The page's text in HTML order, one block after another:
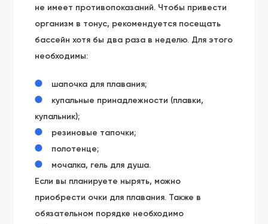
не имеет противопоказаний. Чтобы привести
организм в тонус, рекомендуется посещать
бассейн хотя бы два раза в неделю. Для этого
необходимы:
шапочка для плавания;
купальные принадлежности (плавки,
купальник);
резиновые тапочки;
полотенце;
мочалка, гель для душа.
Если вы планируете нырять, можно
приобрести очки для плавания. Также в
обязательном порядке необходимо